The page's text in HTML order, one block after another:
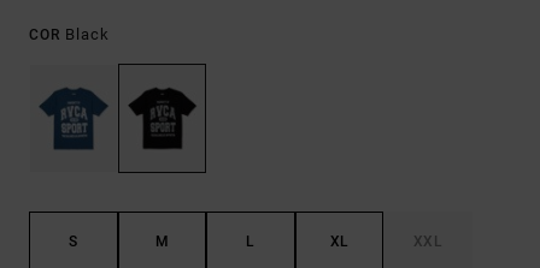
COR Black
S M L XL XXL